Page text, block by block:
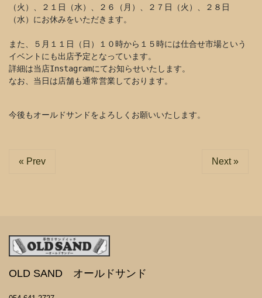
（火）、２１日（水）、２６（月）、２７日（火）、２８日
（水）にお休みをいただきます。
また、５月１１日（日）１０時から１５時には仕合せ市場という
イベントにも出店予定となっています。
詳細は当店Instagramにてお知らせいたします。
なお、当日は店舗も通常営業しております。
今後もオールドサンドをよろしくお願いいたします。
« Prev Next »
OLD SAND オールドサンド